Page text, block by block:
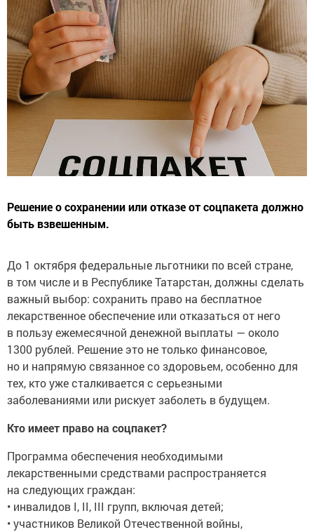
Решение о сохранении или отказе от соцпакета должно
быть взвешенным.
До 1 октября федеральные льготники по всей стране,
в том числе и в Республике Татарстан, должны сделать
важный выбор: сохранить право на бесплатное
лекарственное обеспечение или отказаться от него
в пользу ежемесячной денежной выплаты — около
1300 рублей. Решение это не только финансовое,
но и напрямую связанное со здоровьем, особенно для
тех, кто уже сталкивается с серьезными
заболеваниями или рискует заболеть в будущем.
Кто имеет право на соцпакет?
Программа обеспечения необходимыми
лекарственными средствами распространяется
на следующих граждан:
• инвалидов I, II, III групп, включая детей;
• участников Великой Отечественной войны,